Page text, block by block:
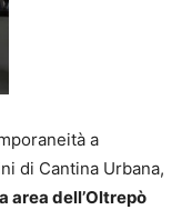
a
di Cantina Urbana,
area dell’Oltrepò